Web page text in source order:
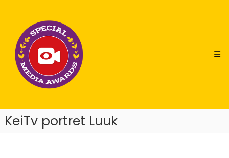
contentMedia
Awards
KeiTv portret Luuk